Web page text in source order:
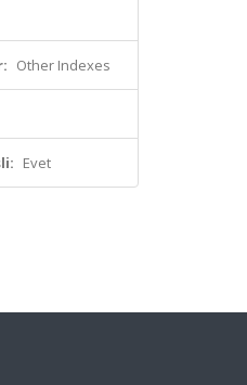
Other Indexes
Evet